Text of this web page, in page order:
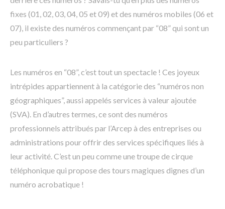
fixes (01, 02, 03, 04, 05 et 09) et des numéros mobiles (06 et
07), il existe des numéros commençant par “08” qui sont un
peu particuliers ?
Les numéros en “08”, c’est tout un spectacle ! Ces joyeux
intrépides appartiennent à la catégorie des “numéros non
géographiques”, aussi appelés services à valeur ajoutée
(SVA). En d’autres termes, ce sont des numéros
professionnels attribués par l’Arcep à des entreprises ou
administrations pour offrir des services spécifiques liés à
leur activité. C’est un peu comme une troupe de cirque
téléphonique qui propose des tours magiques dignes d’un
numéro acrobatique !